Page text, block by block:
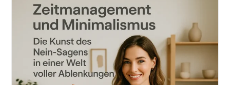
ORGANIC
CLOTHING
FOR
MINDFUL
PEOPLE
Productphotography
Productvideo
In
Maribor
Mindedclo